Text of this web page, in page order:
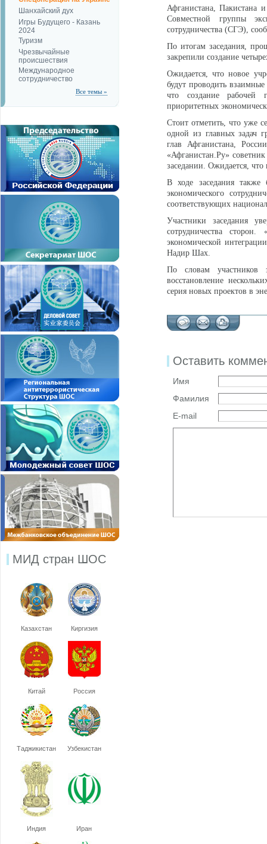
Шанхайский дух
Игры Будущего - Казань
2024
Туризм
Чрезвычайные
происшествия
Международное
сотрудничество
Все темы »
МИД стран ШОС
Казахстан Киргизия
Китай Россия
Таджикистан Узбекистан
Индия Иран
Афганистана, Пакистана
Совместной группы
сотрудничества (СГЭ),
По итогам заседания,
закрепили создание
Ожидается, что новое
будут проводить
что создание рабочей
приоритетных
Стоит отметить, что уже
одной из главных задач
глав Афганистана,
«Афганистан.Ру»
заседании. Ожидается, что
В ходе заседания также
экономического
соответствующих
Участники заседания
сотрудничества
экономической
Надир Шах.
По словам участников
восстановление
серия новых проектов в
Оставить
Имя
Фамилия
E-mail